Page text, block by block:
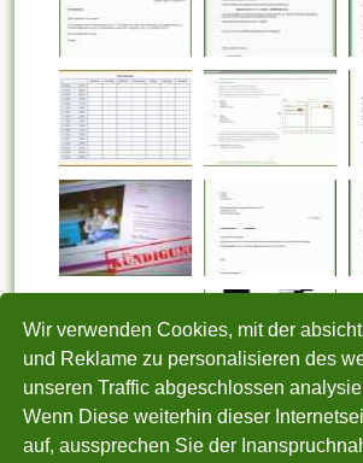
Wir verwenden Cookies, mit der
und Reklame zu personalisieren des
unseren Traffic abgeschlossen
Wenn Diese weiterhin dieser
auf, aussprechen Sie der
Copyright| Nutzungsbedingungen|